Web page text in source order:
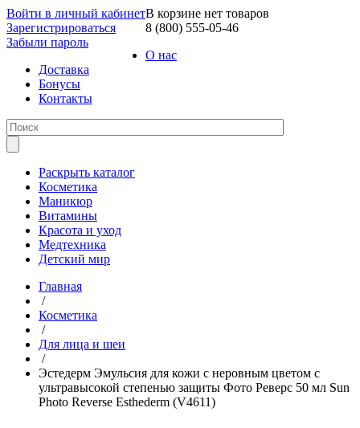
Войти в личный кабинет
Зарегистрироваться
Забыли пароль
В корзине нет товаров
8 (800) 555-05-46
О нас
Доставка
Бонусы
Контакты
Раскрыть каталог
Косметика
Маникюр
Витамины
Красота и уход
Медтехника
Детский мир
Главная
/
Косметика
/
Для лица и шеи
/
Эстедерм Эмульсия для кожи с неровным цветом с
ультравысокой степенью защиты Фото Реверс 50 мл Sun
Photo Reverse Esthederm (V4611)